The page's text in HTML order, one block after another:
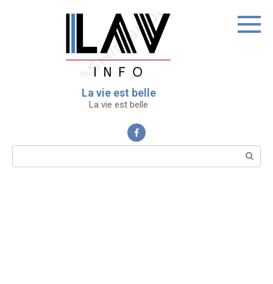
La vie est belle
La vie est belle
Поиск: